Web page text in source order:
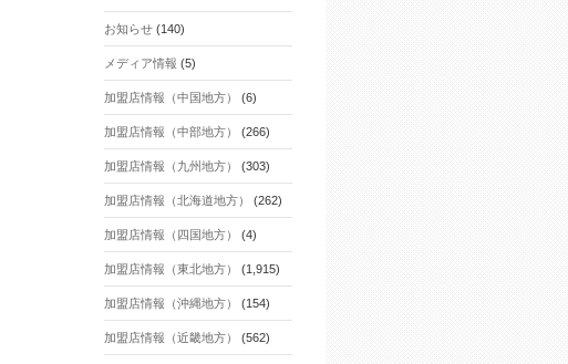
お知らせ(140)
メディア情報 (5)
加盟店情報（中国地方） (6)
加盟店情報（中部地方） (266)
加盟店情報（九州地方） (303)
加盟店情報（北海道地方） (262)
加盟店情報（四国地方） (4)
加盟店情報（東北地方） (1,915)
加盟店情報（沖縄地方） (154)
加盟店情報（近畿地方） (562)